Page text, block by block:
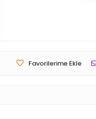
Favorilerime Ekle